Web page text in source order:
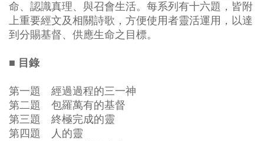
命、認識真理、與召會生活。每系列有十六題，皆附
上重要經文及相關詩歌，方便使用者靈活運用，以達
到分賜基督、供應生命之目標。
■ 目錄
第一題 經過過程的三一神
第二題 包羅萬有的基督
第三題 終極完成的靈
第四題 人的靈